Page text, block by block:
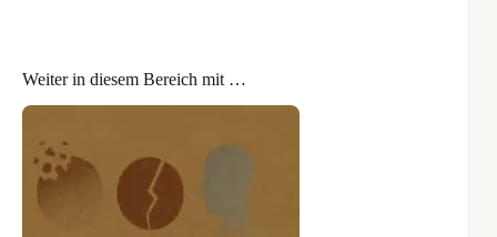
Weiter in diesem Bereich mit …